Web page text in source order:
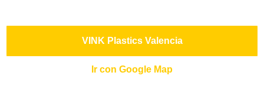
VINK Plastics Valencia
Ir con Google Map